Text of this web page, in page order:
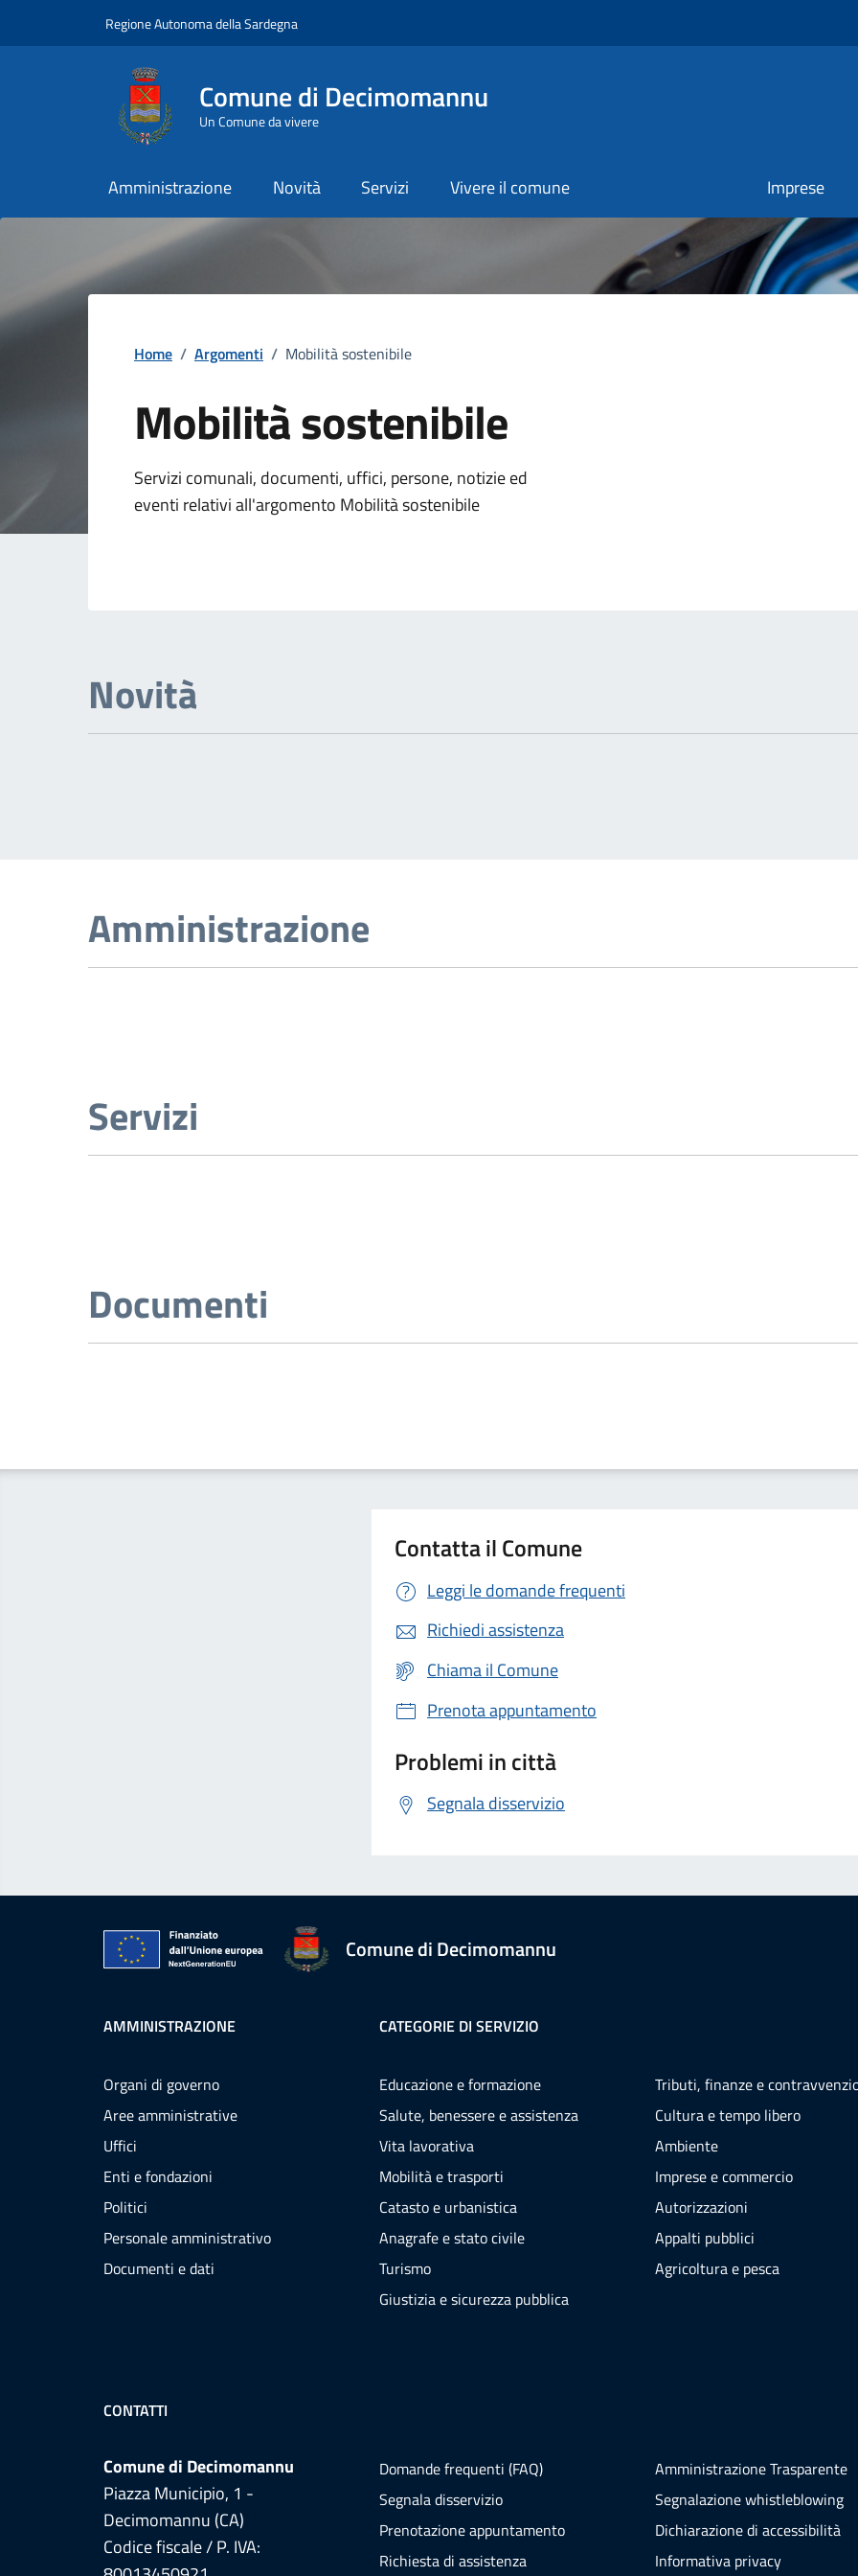
Regione Autonoma della Sardegna
Comune di Decimomannu
Un Comune da vivere
Amministrazione Novità Servizi Vivere il comune Imprese
Home / Argomenti / Mobilità sostenibile
Mobilità sostenibile
Dettagli dell'argomento
Servizi comunali, documenti, uffici, persone, notizie ed
eventi relativi all'argomento Mobilità sostenibile
Novità
Amministrazione
Servizi
Documenti
Contatta il Comune
Leggi le domande frequenti
Richiedi assistenza
Chiama il Comune
Prenota appuntamento
Problemi in città
Segnala disservizio
Comune di Decimomannu
AMMINISTRAZIONE
Organi di governo
Aree amministrative
Uffici
Enti e fondazioni
Politici
Personale amministrativo
Documenti e dati
CATEGORIE DI SERVIZIO
Educazione e formazione
Salute, benessere e assistenza
Vita lavorativa
Mobilità e trasporti
Catasto e urbanistica
Anagrafe e stato civile
Turismo
Giustizia e sicurezza pubblica
Tributi, finanze e
Cultura e tempo libero
Ambiente
Imprese e commercio
Autorizzazioni
Appalti pubblici
Agricoltura e pesca
CONTATTI
Comune di Decimomannu
Piazza Municipio, 1 -
Decimomannu (CA)
Codice fiscale / P. IVA:
Domande frequenti (FAQ)
Segnala disservizio
Prenotazione appuntamento
Richiesta di assistenza
Amministrazione Trasparente
Segnalazione whistleblowing
Dichiarazione di accessibilità
Informativa privacy